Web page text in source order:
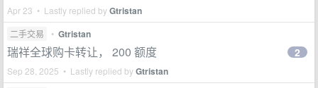
Apr 23 • Lastly replied byGtristan
二手交易 • Gtristan
瑞祥全球购卡转让， 200 额度
Sep 28, 2025 • Lastly replied byGtristan
2